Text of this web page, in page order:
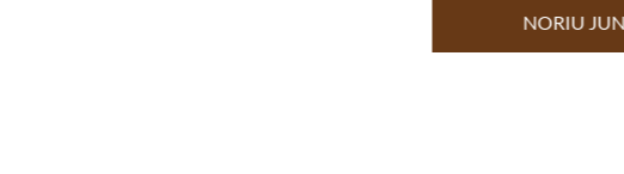
NORIU